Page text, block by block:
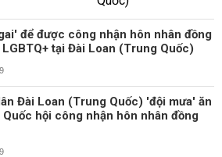
để được công nhận hôn nhân đồng
tại Đài Loan (Trung Quốc)
Đài Loan (Trung Quốc) 'đội mưa' ăn
hội công nhận hôn nhân đồng